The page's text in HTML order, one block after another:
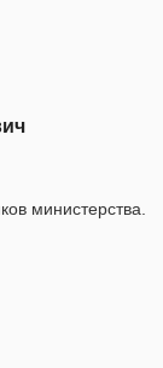
министерства.